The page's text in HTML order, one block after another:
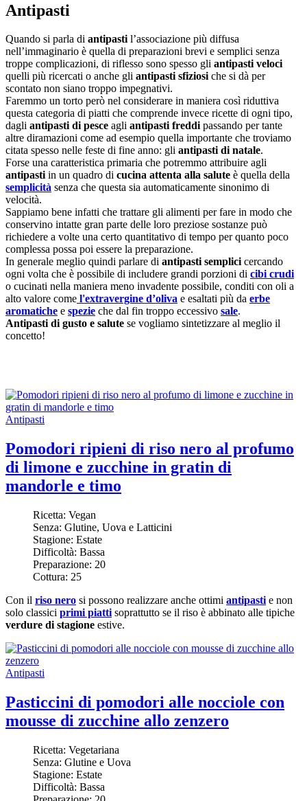
Antipasti
Quando si parla di antipastil’associazione più diffusa
nell’immaginario è quella di preparazioni brevi e semplici senza
troppe complicazioni, di riflesso sono spesso gli antipasti veloci
quelli più ricercati o anche gli antipasti sfiziosiche si dà per
scontato non siano troppo impegnativi.
Faremmo un torto però nel considerare in maniera così riduttiva
questa categoria di piatti che comprende invece ricette di ogni tipo,
dagli antipasti di pesce agli antipasti freddipassando per tante
altre diramazioni come ad esempio quella importante che troviamo
citata spesso nelle feste di fine anno: gli antipasti di natale.
Forse una caratteristica primaria che potremmo attribuire agli
antipastiin un quadro di cucina attenta alla salute è quella della
semplicità senza che questa sia automaticamente sinonimo di
velocità.
Sappiamo bene infatti che trattare gli alimenti per fare in modo che
conservino intatte gran parte delle loro preziose sostanze può
richiedere a volte una certo quantitativo di tempo per quanto poco
complessa possa poi essere la preparazione.
In generale meglio quindi parlare di antipasti semplicicercando
ogni volta che è possibile di includere grandi porzioni di cibi crudi
o cucinati nella maniera meno invadente possibile, conditi con oli a
alto valore come l'extravergine d’oliva e esaltati più da erbe
aromatiche e spezie che dal fin troppo eccessivo sale.
Antipasti di gusto e salute se vogliamo sintetizzare al meglio il
concetto!
Antipasti
Pomodori ripieni di riso nero al profumo
di limone e zucchine in gratin di
mandorle e timo
Ricetta: Vegan
Senza: Glutine, Uova e Latticini
Stagione: Estate
Difficoltà: Bassa
Preparazione: 20
Cottura: 25
Con il riso nero si possono realizzare anche ottimi antipasti e non
solo classici primi piatti soprattutto se il riso è abbinato alle tipiche
verdure di stagione estive.
Antipasti
Pasticcini di pomodori alle nocciole con
mousse di zucchine allo zenzero
Ricetta: Vegetariana
Senza: Glutine e Uova
Stagione: Estate
Difficoltà: Bassa